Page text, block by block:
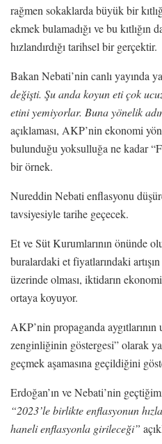
rağmen sokaklarda büyük bir
ekmek bulamadığı ve bu kıtlığın
hızlandırdığı tarihsel bir gerçektir.
Bakan Nebati’nin canlı yayında
değişti. Şu anda koyun eti çok
etini yemiyorlar. Buna yönelik
açıklaması, AKP’nin ekonomi
bulunduğu yoksulluğa ne kadar
bir örnek.
Nureddin Nebati enflasyonu
tavsiyesiyle tarihe geçecek.
Et ve Süt Kurumlarının önünde
buralardaki et fiyatlarındaki
üzerinde olması, iktidarın
ortaya koyuyor.
AKP’nin propaganda
zenginliğinin göstergesi” olarak
geçmek aşamasına geçildiğini
Erdoğan’ın ve Nebati’nin
“2023’le birlikte enflasyonun hızla
haneli enflasyonla girileceği”